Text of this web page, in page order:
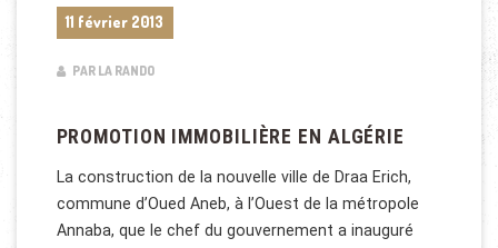
11 février 2013
PAR LA RANDO
PROMOTION IMMOBILIÈRE EN ALGÉRIE
La construction de la nouvelle ville de Draa Erich,
commune d’Oued Aneb, à l’Ouest de la métropole
Annaba, que le chef du gouvernement a inauguré